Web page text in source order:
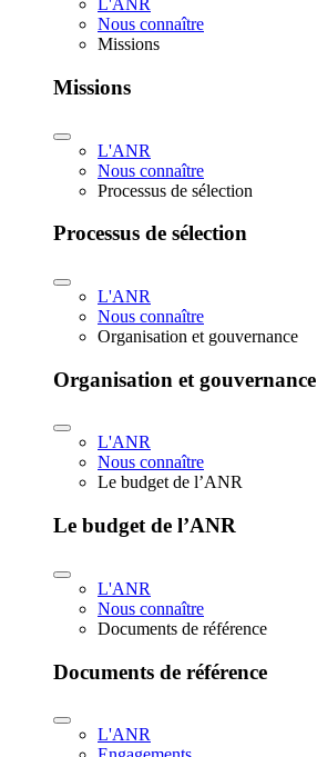
L'ANR
Nous connaître
Missions
Missions
L'ANR
Nous connaître
Processus de sélection
Processus de sélection
L'ANR
Nous connaître
Organisation et gouvernance
Organisation et gouvernance
L'ANR
Nous connaître
Le budget de l’ANR
Le budget de l’ANR
L'ANR
Nous connaître
Documents de référence
Documents de référence
L'ANR